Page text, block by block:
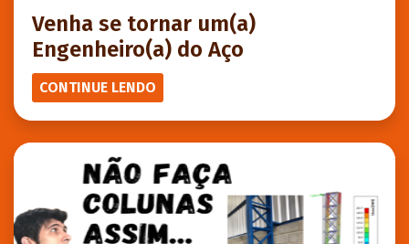
Venha se tornar um(a)
Engenheiro(a) do Aço
CONTINUE LENDO